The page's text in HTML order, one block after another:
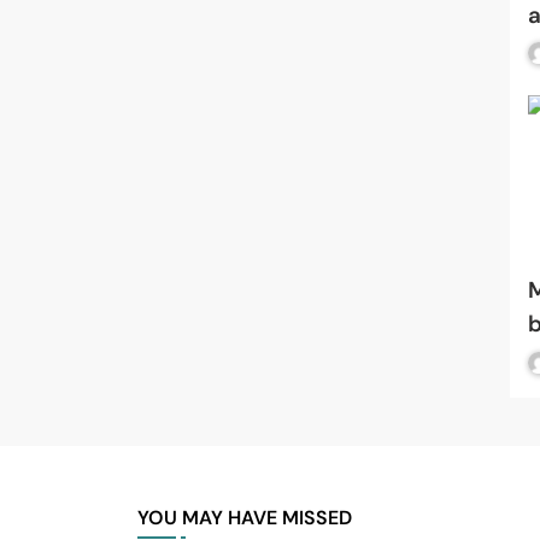
YOU MAY HAVE MISSED